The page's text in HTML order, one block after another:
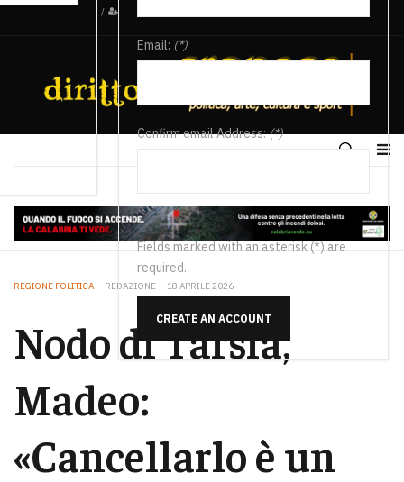
/
Email: (*)
Confirm email Address:(*)
Fields marked with an asterisk (*) are
required.
CREATE AN ACCOUNT
REGIONE POLITICA REDAZIONE 18 APRILE 2026
Nodo di Tarsia,
Madeo:
«Cancellarlo è un